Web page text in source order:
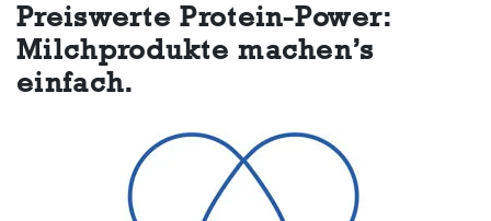
Preiswerte Protein-Power:
Milchprodukte machen’s
einfach.